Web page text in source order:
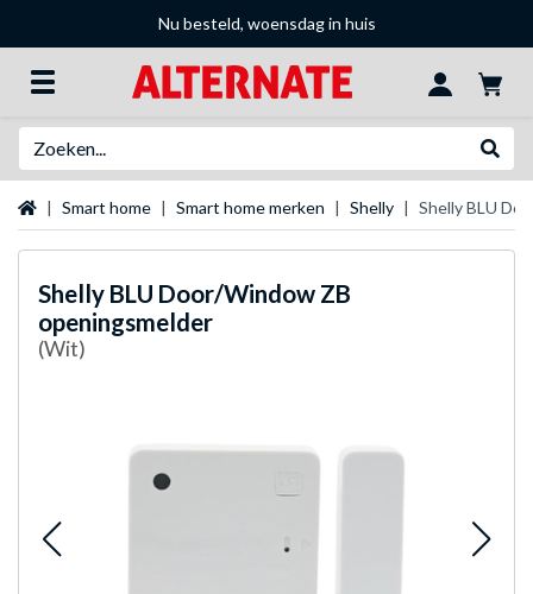
Nu besteld, woensdag in huis
StartpaginaSmart home Smart home merken Shelly Shelly BLU
Shelly BLU Door/Window ZB
openingsmelder
(Wit)